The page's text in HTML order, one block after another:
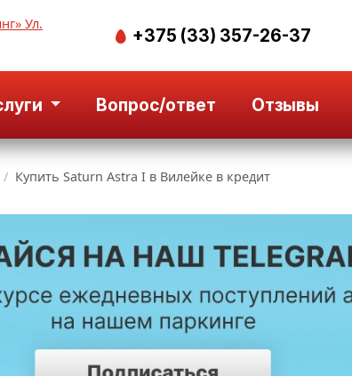
Ул.
+375 (33) 357-26-37
Вопрос/ответ Отзывы
Купить Saturn Astra I в Вилейке в кредит